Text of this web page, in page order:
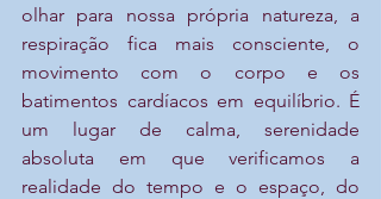
olhar para nossa própria natureza, a
respiração fica mais consciente, o
movimento com o corpo e os
batimentos cardíacos em equilíbrio. É
um lugar de calma, serenidade
absoluta em que verificamos a
realidade do tempo e o espaço, do